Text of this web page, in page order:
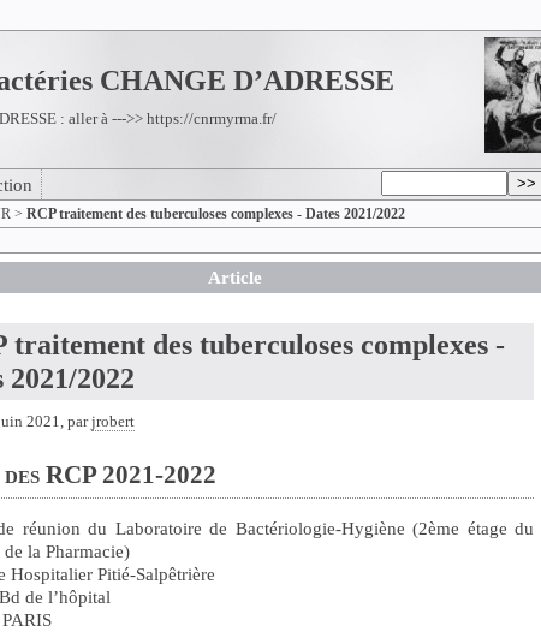
CHANGE D’ADRESSE
: aller à --->> https://cnrmyrma.fr/
> RCP traitement des tuberculoses complexes - Dates 2021/2022
Article
traitement des tuberculoses complexes -
2021/2022
2021, parjrobert
RCP 2021-2022
réunion du Laboratoire de Bactériologie-Hygiène (2ème étage du
la Pharmacie)
Hospitalier Pitié-Salpêtrière
de l’hôpital